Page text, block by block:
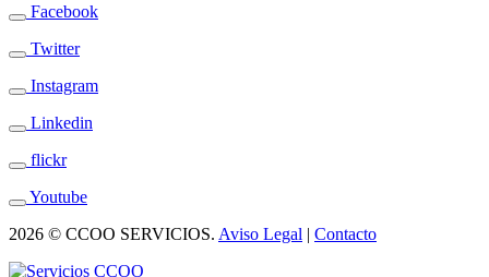
Facebook
Twitter
Instagram
Linkedin
flickr
Youtube
2026 © CCOO SERVICIOS. Aviso Legal | Contacto